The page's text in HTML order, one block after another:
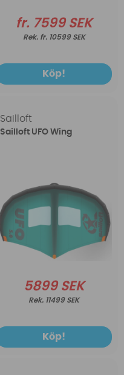
fr. 7599 SEK
fr. 10599 SEK
Köp!
Sailloft
Sailloft UFO Wing
5899 SEK
11499 SEK
Köp!